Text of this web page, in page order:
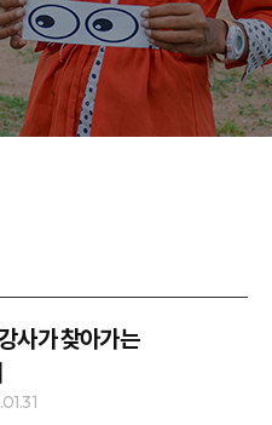
사가 찾아가는